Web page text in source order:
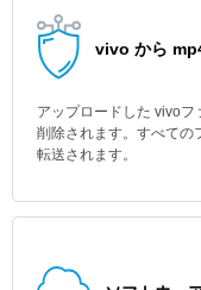
vivo から
アップロードした vivo
削除されます。すべての
転送されます。